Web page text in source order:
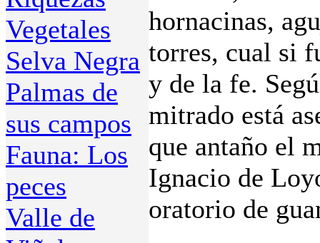
Vegetales
Selva Negra
Palmas de
sus campos
Fauna: Los
peces
Valle de
hornacinas,
torres, cual si
y de la fe.
mitrado está
que antaño el
Ignacio de
oratorio de